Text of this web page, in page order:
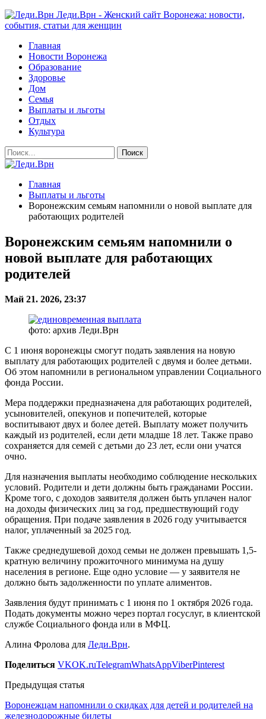
Леди.Врн - Женский сайт Воронежа: новости,
события, статьи для женщин
Главная
Новости Воронежа
Образование
Здоровье
Дом
Семья
Выплаты и льготы
Отдых
Культура
Главная
Выплаты и льготы
Воронежским семьям напомнили о новой выплате для
работающих родителей
Воронежским семьям напомнили о
новой выплате для работающих
родителей
Май 21. 2026, 23:37
фото: архив Леди.Врн
С 1 июня воронежцы смогут подать заявления на новую
выплату для работающих родителей с двумя и более детьми.
Об этом напомнили в региональном управлении Социального
фонда России.
Мера поддержки предназначена для работающих родителей,
усыновителей, опекунов и попечителей, которые
воспитывают двух и более детей. Выплату может получить
каждый из родителей, если дети младше 18 лет. Также право
сохраняется для семей с детьми до 23 лет, если они учатся
очно.
Для назначения выплаты необходимо соблюдение нескольких
условий. Родители и дети должны быть гражданами России.
Кроме того, с доходов заявителя должен быть уплачен налог
на доходы физических лиц за год, предшествующий году
обращения. При подаче заявления в 2026 году учитывается
налог, уплаченный за 2025 год.
Также среднедушевой доход семьи не должен превышать 1,5-
кратную величину прожиточного минимума на душу
населения в регионе. Еще одно условие — у заявителя не
должно быть задолженности по уплате алиментов.
Заявления будут принимать с 1 июня по 1 октября 2026 года.
Подать документы можно через портал госуслуг, в клиентской
службе Социального фонда или в МФЦ.
Алина Фролова для Леди.Врн.
Поделиться VKOK.ruTelegramWhatsAppViberPinterest
Предыдущая статья
Воронежцам напомнили о скидках для детей и родителей на
железнодорожные билеты